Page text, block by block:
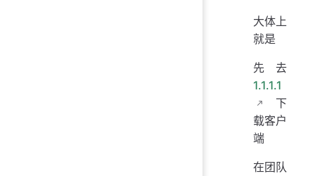
大体上
就是
先去
1.1.1.1
下
载客户
端
在团队